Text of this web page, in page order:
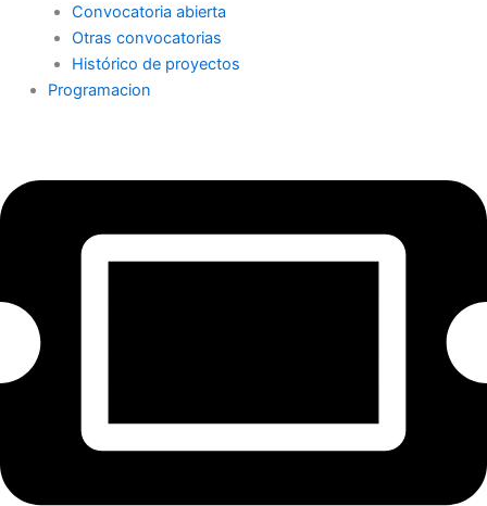
Convocatoria abierta
Otras convocatorias
Histórico de proyectos
Programacion